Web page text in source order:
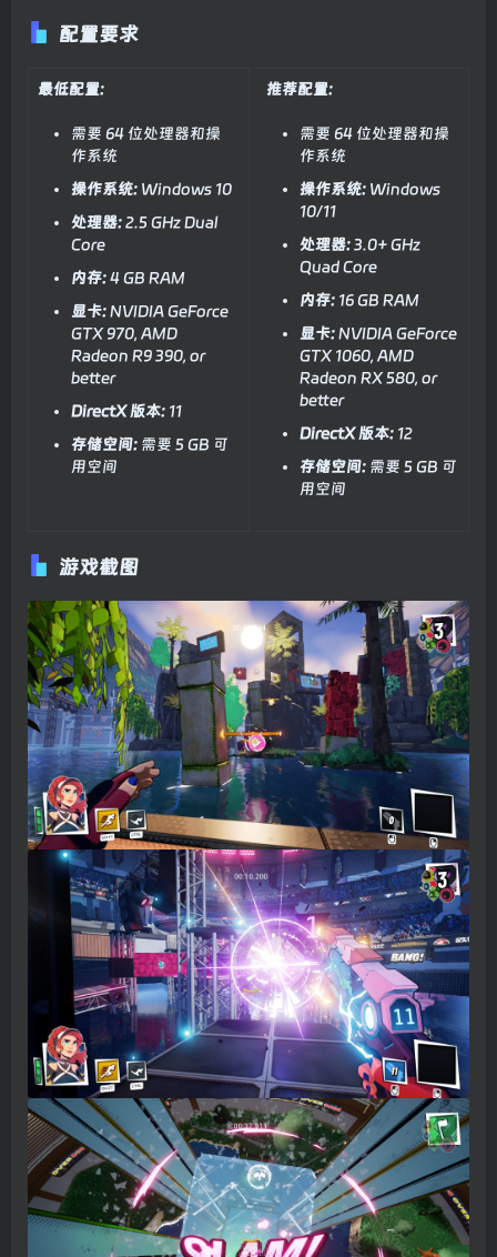
配置要求
最低配置:
需要 64 位处理器和操
作系统
操作系统: Windows 10
处理器:2.5 GHz Dual
Core
内存:4 GB RAM
显卡:NVIDIA GeForce
GTX 970, AMD
Radeon R9 390, or
better
DirectX 版本: 11
存储空间: 需要 5 GB 可
用空间
推荐配置:
需要 64 位处理器和操
作系统
操作系统: Windows
10/11
处理器: 3.0+ GHz
Quad Core
内存: 16 GB RAM
显卡:NVIDIA GeForce
GTX 1060, AMD
Radeon RX 580, or
better
DirectX 版本: 12
存储空间: 需要 5 GB 可
用空间
游戏截图